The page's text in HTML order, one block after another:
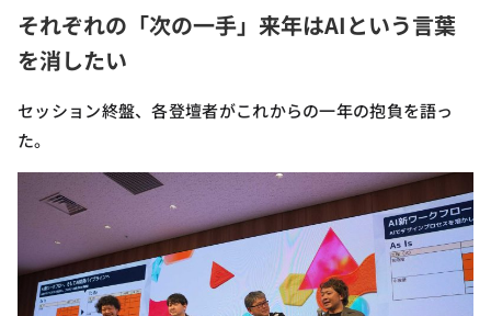
それぞれの「次の一手」来年はAIという言葉
を消したい
セッション終盤、各登壇者がこれからの一年の抱負を語っ
た。